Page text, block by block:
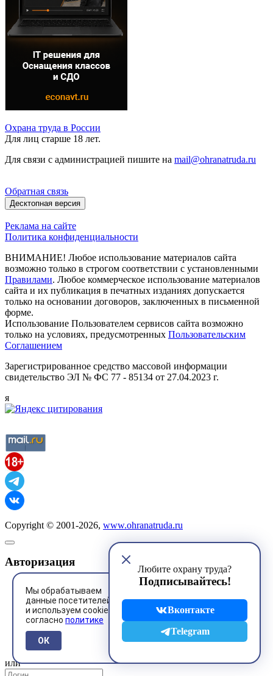
Мы обрабатываем
данные посетителей
и используем cookies
согласно политике
ОК
Любите охрану труда?
Подписывайтесь!
Вконтакте
Telegram
Охрана труда в России
Для лиц старше 18 лет.
Для связи с администрацией пишите на mail@ohranatruda.ru
Обратная связь
Десктопная версия
Реклама на сайте
Политика конфиденциальности
ВНИМАНИЕ! Любое использование материалов сайта
возможно только в строгом соответствии с установленными
Правилами. Любое коммерческое использование материалов
сайта и их публикация в печатных изданиях допускается
только на основании договоров, заключенных в письменной
форме.
Использование Пользователем сервисов сайта возможно
только на условиях, предусмотренных Пользовательским
Соглашением
Зарегистрированное средство массовой информации
свидетельство ЭЛ № ФС 77 - 85134 от 27.04.2023 г.
я
Copyright © 2001-2026, www.ohranatruda.ru
Авторизация
@mail.ru
или